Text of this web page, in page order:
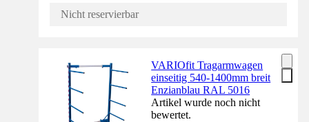
Nicht reservierbar
VARIOfit Tragarmwagen
einseitig 540-1400mm breit
Enzianblau RAL 5016
Artikel wurde noch nicht
bewertet.